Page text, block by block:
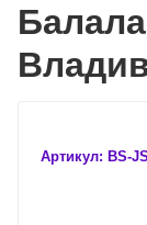
Артикул: BS-JS